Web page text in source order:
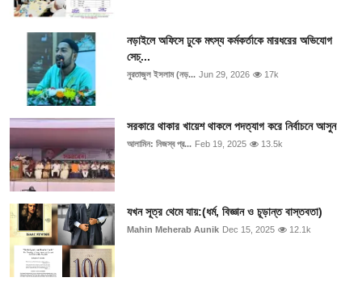
নড়াইলে অফিসে ঢুকে মৎস্য কর্মকর্তাকে মারধরের অভিযোগ
সেচ্...
নুরতাজুল ইসলাম (নড়... Jun 29, 2026 17k
সরকারে থাকার খায়েশ থাকলে পদত্যাগ করে নির্বাচনে আসুন
আলামিন: নিজস্ব প্র... Feb 19, 2025 13.5k
যখন সূত্র থেমে যায়:(ধর্ম, বিজ্ঞান ও চূড়ান্ত বাস্তবতা)
Mahin Meherab Aunik Dec 15, 2025 12.1k